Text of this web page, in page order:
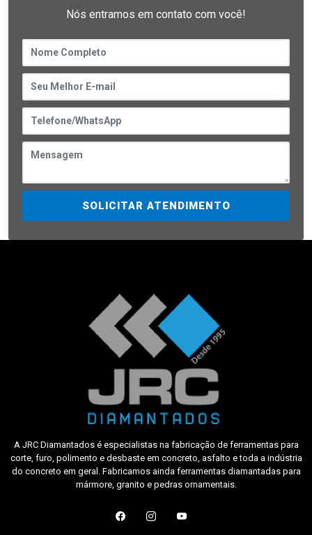
Nós entramos em contato com você!
SOLICITAR ATENDIMENTO
A JRC Diamantados é especialistas na fabricação de ferramentas para
corte, furo, polimento e desbaste em concreto, asfalto e toda a indústria
do concreto em geral. Fabricamos ainda ferramentas diamantadas para
mármore, granito e pedras ornamentais.